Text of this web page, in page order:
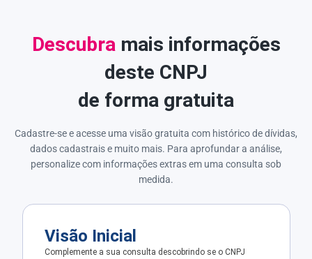
Descubra mais informações
deste CNPJ
de forma gratuita
Cadastre-se e acesse uma visão gratuita com histórico de dívidas,
dados cadastrais e muito mais. Para aprofundar a análise,
personalize com informações extras em uma consulta sob
medida.
Visão Inicial
Complemente a sua consulta descobrindo se o CNPJ